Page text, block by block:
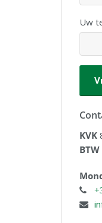
Uw
KVK